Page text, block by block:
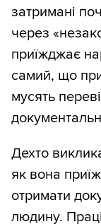
затримані
через
приїжджає
самий, що
мусять
Дехто
як вона
отримати
людину.